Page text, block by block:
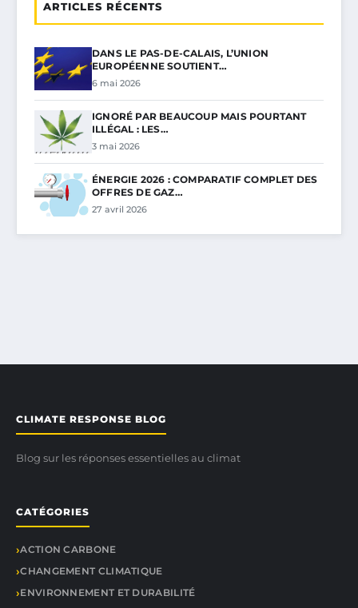
ARTICLES RÉCENTS
DANS LE PAS-DE-CALAIS, L’UNION
EUROPÉENNE SOUTIENT…
6 mai 2026
IGNORÉ PAR BEAUCOUP MAIS POURTANT
ILLÉGAL : LES…
3 mai 2026
ÉNERGIE 2026 : COMPARATIF COMPLET DES
OFFRES DE GAZ…
27 avril 2026
CLIMATE RESPONSE BLOG
Blog sur les réponses essentielles au climat
CATÉGORIES
ACTION CARBONE
CHANGEMENT CLIMATIQUE
ENVIRONNEMENT ET DURABILITÉ